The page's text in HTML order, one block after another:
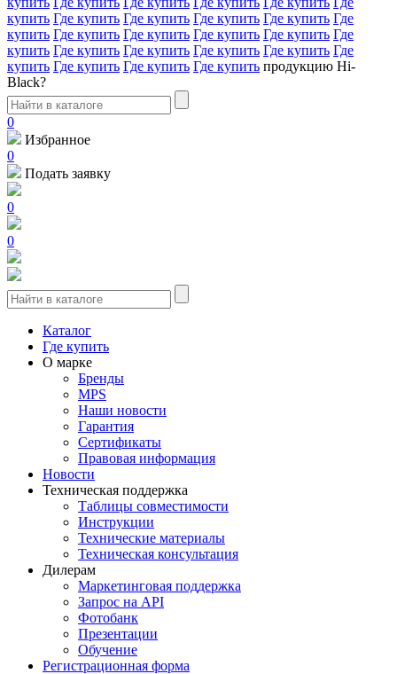
купить Где купить Где купить Где купить Где купить Где
купить Где купить Где купить Где купить Где купить Где
купить Где купить Где купить Где купить Где купить Где
купить Где купить Где купить Где купить продукцию Hi-
Black?
0
Избранное
0
Подать заявку
0
0
Каталог
Где купить
О марке
Бренды
MPS
Наши новости
Гарантия
Сертификаты
Правовая информация
Новости
Техническая поддержка
Таблицы совместимости
Инструкции
Технические материалы
Техническая консультация
Дилерам
Маркетинговая поддержка
Запрос на API
Фотобанк
Презентации
Обучение
Регистрационная форма